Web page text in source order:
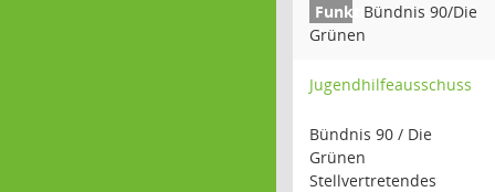
Bündnis 90/Die
Grünen
Jugendhilfeausschuss
Bündnis 90 / Die
Grünen
Stellvertretendes